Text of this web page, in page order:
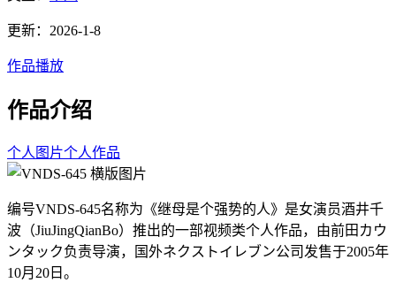
更新：2026-1-8
作品播放
作品介绍
个人图片个人作品
编号VNDS-645名称为《继母是个强势的人》是女演员酒井千
波（JiuJingQianBo）推出的一部视频类个人作品，由前田カウ
ンタック负责导演，国外ネクストイレブン公司发售于2005年
10月20日。